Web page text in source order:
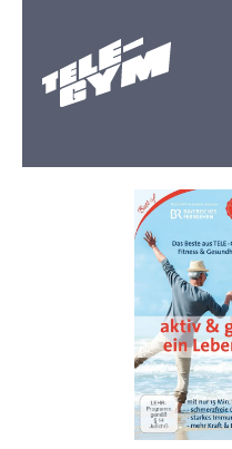
Bildergalerie überspringen